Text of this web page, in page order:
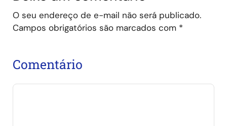
O seu endereço de e-mail não será publicado.
Campos obrigatórios são marcados com *
Comentário